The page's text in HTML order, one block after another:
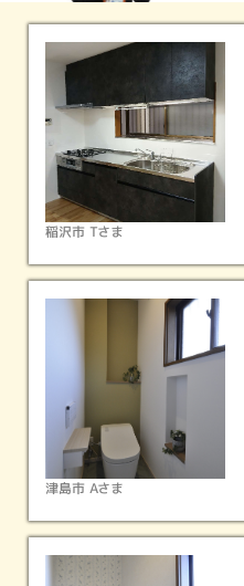
稲沢市 Tさま
津島市 Aさま